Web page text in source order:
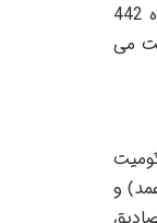
برای اینکه یک محکوم علیه بتواند از امتیاز تسلیم به رأی بهره مند شود، می بایست تمامی شرایط قانونی مندرج در ماده 442
می
و